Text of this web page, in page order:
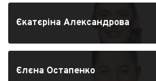
Єкатєріна Александрова
Єлєна Остапенко